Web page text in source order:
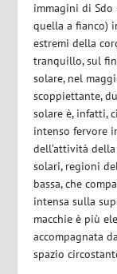
immagini di Sdo
quella a fianco)
estremi della
tranquillo, sul
solare, nel
scoppiettante,
solare è, infatti,
intenso fervore
dell’attività
solari, regioni
bassa, che
intensa sulla
macchie è più
accompagnata
spazio